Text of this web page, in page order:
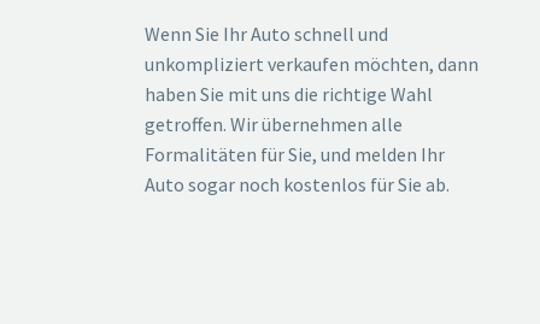
Wenn Sie Ihr Auto schnell und
unkompliziert verkaufen möchten, dann
haben Sie mit uns die richtige Wahl
getroffen. Wir übernehmen alle
Formalitäten für Sie, und melden Ihr
Auto sogar noch kostenlos für Sie ab.